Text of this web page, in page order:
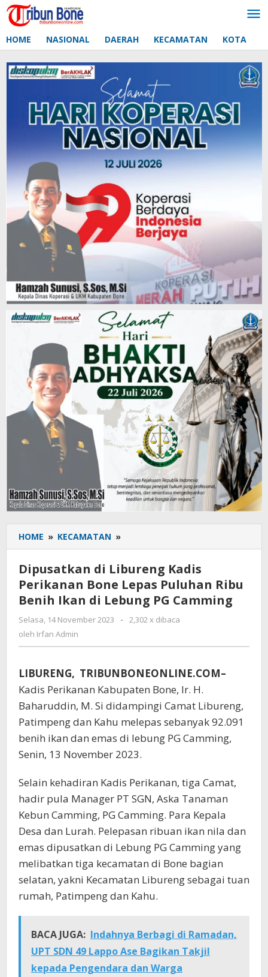
Lewati
ke
HOME NASIONAL DAERAH KECAMATAN KOTA
HOME » KECAMATAN »
di
Libureng
Kadis
Perikanan
Bone
Puluhan
Benih
di
Lebung
Camming
Dipusatkan di Libureng Kadis
Perikanan Bone Lepas Puluhan Ribu
Benih Ikan di Lebung PG Camming
Selasa, 14 November 2023
oleh
-
2,302 x dibaca
oleh Irfan Admin
LIBURENG, TRIBUNBONEONLINE.COM–
Kadis Perikanan Kabupaten Bone, Ir. H.
Baharuddin, M. Si didampingi Camat Libureng,
Patimpeng dan Kahu melepas sebanyak 92.091
benih ikan dan emas di lebung PG Camming,
Senin, 13 November 2023.
Selain kehadiran Kadis Perikanan, tiga Camat,
hadir pula Manager PT SGN, Aska Tanaman
Kebun Camming, PG Camming. Para Kepala
Desa dan Lurah. Pelepasan ribuan ikan nila dan
emas dipusatkan di Lebung PG Camming yang
melibatkan tiga kecamatan di Bone bagian
selatan, yakni Kecamatan Libureng sebagai tuan
rumah, Patimpeng dan Kahu.
BACA JUGA: Indahnya Berbagi di Ramadan,
UPT SDN 49 Lappo Ase Bagikan Takjil
kepada Pengendara dan Warga